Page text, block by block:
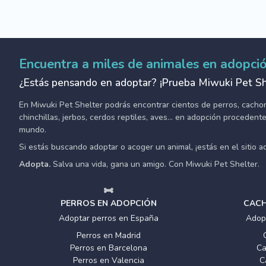
Encuentra a miles de animales en
¿Estás pensando en adoptar? ¡Prueba Miwuki Pet
En Miwuki Pet Shelter podrás encontrar cientos de perros,
chinchillas, jerbos, cerdos reptiles, aves... en adopción
mundo.
Si estás buscando adoptar o acoger un animal, ¡estás en el sitio
Adopta. Salva una vida, gana un amigo. Con Miwuki Pet Shelter.
PERROS EN ADOPCIÓN
Adoptar perros en España
Perros en Madrid
Perros en Barcelona
Perros en Valencia